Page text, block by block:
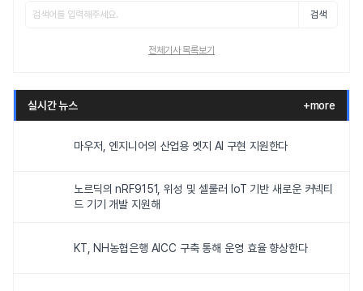
검색
전체기사 목록보기
실시간 뉴스 +more
마우저, 엔지니어의 산업용 엣지 AI 구현 지원한다
노르딕의 nRF9151, 위성 및 셀룰러 IoT 기반 새로운 커넥티
드 기기 개발 지원해
KT, NH농협은행 AICC 구축 통해 운영 효율 향상한다